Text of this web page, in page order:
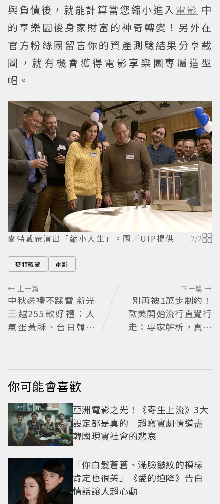
與負債後，就能計算當您縮小進入 電影 中
的享樂園後身家財富的神奇轉變！另外在
官方粉絲團留言你的資產測驗結果分享截
圖，就有機會獲得電影享樂園專屬造型
帽。
麥特戴蒙演出「縮小人生」。圖／UIP提供 2/2
麥特戴蒙 電影
← 上一篇
中秋送禮不踩雷 新光
三越255款好禮：人
氣蛋黃酥、台日韓美
下一篇 →
別再被1萬步制約！
歐美開始流行直覺行
走：專家解析，真正
你可能會喜歡
亞洲電影之光！《寄生上流》3大
設定都是真的 超寫實劇情道盡
韓國現實社會的悲哀
「你白髮蒼蒼、滿臉皺紋的模樣
肯定也很美」《愛的迫降》告白
情話讓人超心動